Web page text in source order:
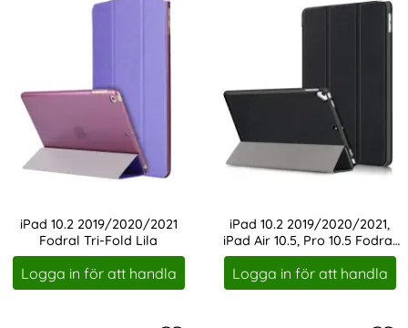
iPad 10.2 2019/2020/2021
Fodral Tri-Fold Lila
Art. nr 1194
Logga in för att handla
iPad 10.2 2019/2020/2021,
iPad Air 10.5, Pro 10.5 Fodral
Tri-Fold Svart
Art. nr 1195
Logga in för att handla